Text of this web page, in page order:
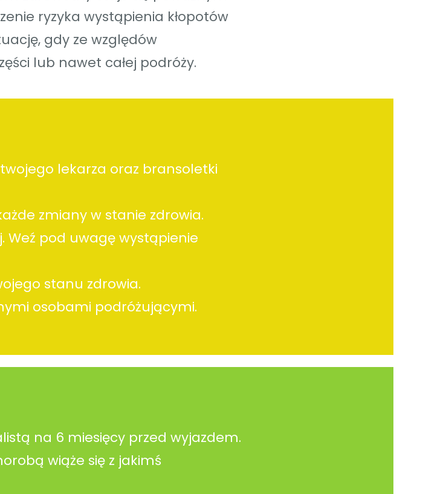
ryzyka wystąpienia kłopotów
gdy ze względów
lub nawet całej podróży.
lekarza oraz bransoletki
zmiany w stanie zdrowia.
Weź pod uwagę wystąpienie
stanu zdrowia.
osobami podróżującymi.
na 6 miesięcy przed wyjazdem.
wiąże się z jakimś